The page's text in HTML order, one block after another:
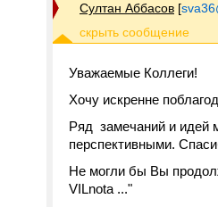
Султан Аббасов [
Уважаемые Коллеги!
Хочу искренне
Ряд замечаний и идей
перспективными.
Не могли бы Вы
VILnota ..."